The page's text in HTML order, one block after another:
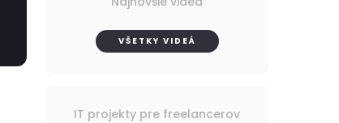
VŠETKY VIDEÁ
IT projekty pre freelancerov